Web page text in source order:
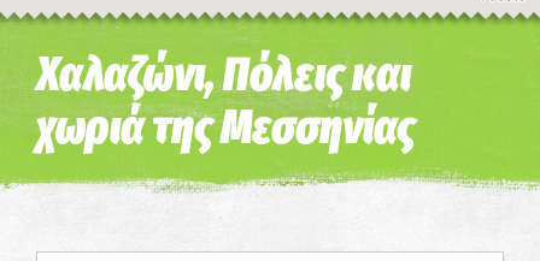
Η εικόνα ενδέχεται να υπόκειται σε πνευματικά δικαιώματα Όροι
Χαλαζώνι, Πόλεις και
χωριά της Μεσσηνίας